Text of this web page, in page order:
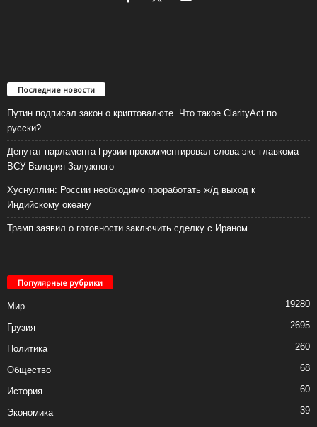
Последние новости
Путин подписал закон о криптовалюте. Что такое ClarityAct по
русски?
Депутат парламента Грузии прокомментировал слова экс-главкома
ВСУ Валерия Залужного
Хуснуллин: России необходимо проработать ж/д выход к
Индийскому океану
Трамп заявил о готовности заключить сделку с Ираном
Популярные рубрики
Мир 19280
Грузия 2695
Политика 260
Общество 68
История 60
Экономика
39